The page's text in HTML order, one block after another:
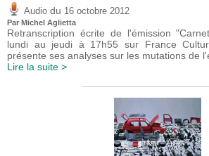
Audio du 16 octobre 2012
Par Michel Aglietta
Retranscription écrite de l'émission
lundi au jeudi à 17h55 sur France
présente ses analyses sur les mutations de
Lire la suite >